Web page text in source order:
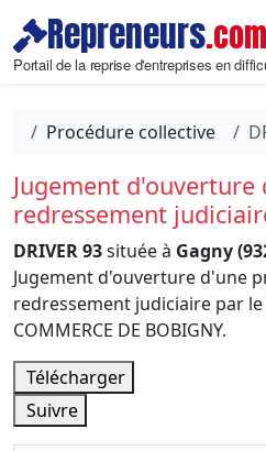
Repreneurs.com
Portail de la reprise d'entreprises en
Procédure collective
Jugement
redressement
DRIVER 93située à Gagny
Jugement d'ouverture d'une
redressement judiciaire par le
COMMERCE DE BOBIGNY.
Télécharger
Suivre